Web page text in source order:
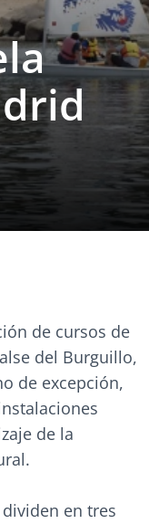
de cursos de
del Burguillo,
de excepción,
de la
en tres